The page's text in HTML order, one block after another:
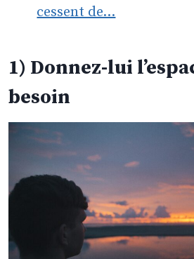
cessent de…
1) Donnez-lui
besoin